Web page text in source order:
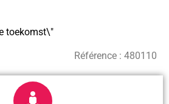
toekomst\"
Référence : 480110